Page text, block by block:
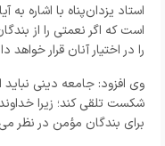
استاد یزدان‌پناه با اشاره
است که اگر نعمتی را از
را در اختیار آنان قرار
وی افزود: جامعه دینی
شکست تلقی کند؛ زیرا
برای بندگان مؤمن در نظر